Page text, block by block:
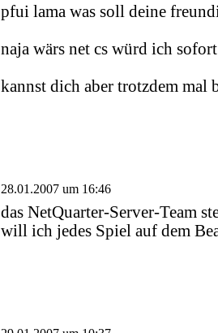
pfui lama was soll deine
naja wärs net cs würd ich
kannst dich aber trotzdem mal
28.01.2007 um 16:46
das NetQuarter-Server-Team
will ich jedes Spiel auf dem